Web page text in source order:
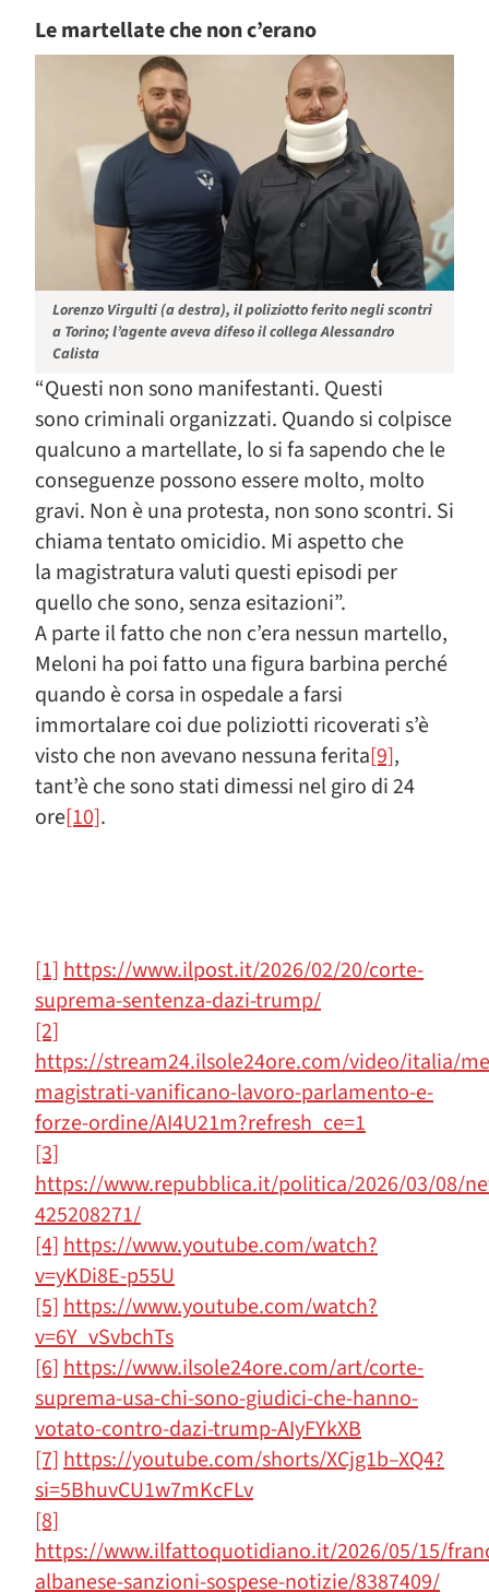
Le martellate che non c’erano
Lorenzo Virgulti (a destra), il poliziotto ferito negli scontri
a Torino; l’agente aveva difeso il collega Alessandro
Calista
“Questi non sono manifestanti. Questi
sono criminali organizzati. Quando si colpisce
qualcuno a martellate, lo si fa sapendo che le
conseguenze possono essere molto, molto
gravi. Non è una protesta, non sono scontri. Si
chiama tentato omicidio. Mi aspetto che
la magistratura valuti questi episodi per
quello che sono, senza esitazioni”.
A parte il fatto che non c’era nessun martello,
Meloni ha poi fatto una figura barbina perché
quando è corsa in ospedale a farsi
immortalare coi due poliziotti ricoverati s’è
visto che non avevano nessuna ferita[9],
tant’è che sono stati dimessi nel giro di 24
ore[10].
[1] https://www.ilpost.it/2026/02/20/corte-
suprema-sentenza-dazi-trump/
[2]
https://stream24.ilsole24ore.com/video/italia/
magistrati-vanificano-lavoro-parlamento-e-
forze-ordine/AI4U21m?refresh_ce=1
[3]
https://www.repubblica.it/politica/2026/03/08/
425208271/
[4] https://www.youtube.com/watch?
v=yKDi8E-p55U
[5] https://www.youtube.com/watch?
v=6Y_vSvbchTs
[6] https://www.ilsole24ore.com/art/corte-
suprema-usa-chi-sono-giudici-che-hanno-
votato-contro-dazi-trump-AIyFYkXB
[7] https://youtube.com/shorts/XCjg1b–XQ4?
si=5BhuvCU1w7mKcFLv
[8]
https://www.ilfattoquotidiano.it/2026/05/15/
albanese-sanzioni-sospese-notizie/8387409/